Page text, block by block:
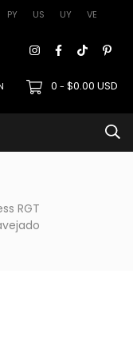
PY US UY VE
0 - $0.00 USD
RGT